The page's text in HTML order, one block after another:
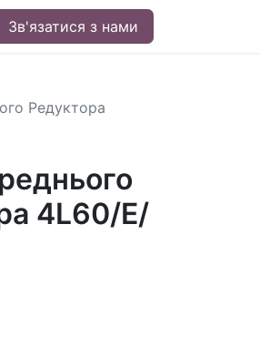
Зв'язатися з нами
Редуктора
4L60/E/